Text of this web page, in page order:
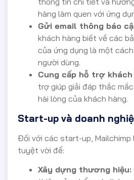
hàng làm quen với ứng
Gửi email thông báo
khách hàng biết về các
của ứng dụng là một
người dùng.
Cung cấp hỗ trợ khách
trợ giúp giải đáp thắc
hài lòng của khách hàng.
Start-up và doanh
Đối với các start-up, Mailchimp
tuyệt vời để:
Xây dựng thương hiệu: